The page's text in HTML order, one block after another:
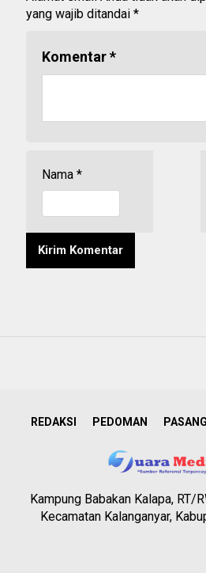
yang wajib ditandai *
Komentar*
Nama *
REDAKSI PEDOMAN
Kampung Babakan Kalapa, RT/
Kecamatan Kalanganyar,